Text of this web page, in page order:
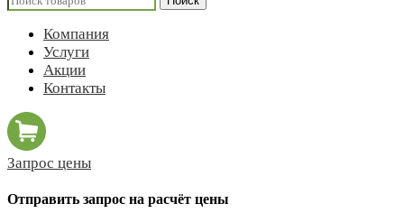
Компания
Услуги
Акции
Контакты
Запрос цены
Отправить запрос на расчёт цены